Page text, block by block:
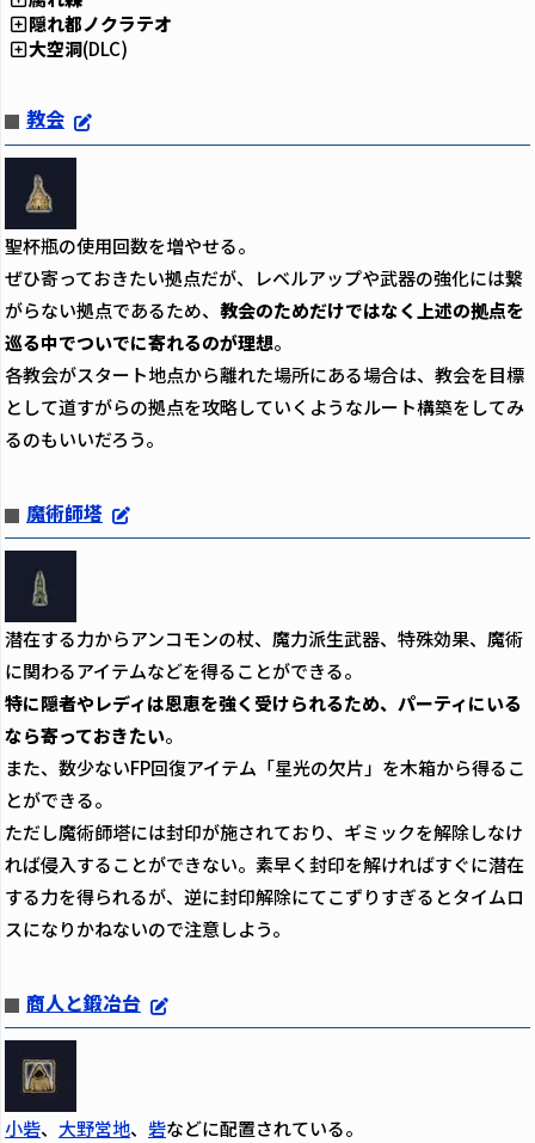
隠れ都ノクラテオ
大空洞(DLC)
教会
聖杯瓶の使用回数を増やせる。
ぜひ寄っておきたい拠点だが、レベルアップや武器の強化には繋
がらない拠点であるため、 教会のためだけではなく上述の拠点を
巡る中でついでに寄れるのが理想。
各教会がスタート地点から離れた場所にある場合は、教会を目標
として道すがらの拠点を攻略していくようなルート構築をしてみ
るのもいいだろう。
魔術師塔
潜在する力からアンコモンの杖、魔力派生武器、特殊効果、魔術
に関わるアイテムなどを得ることができる。
特に隠者やレディは恩恵を強く受けられるため、パーティにいる
なら寄っておきたい。
また、数少ないFP回復アイテム「星光の欠片」を木箱から得るこ
とができる。
ただし魔術師塔には封印が施されており、ギミックを解除しなけ
れば侵入することができない。素早く封印を解ければすぐに潜在
する力を得られるが、逆に封印解除にてこずりすぎるとタイムロ
スになりかねないので注意しよう。
商人と鍛冶台
小砦、 大野営地、 砦などに配置されている。